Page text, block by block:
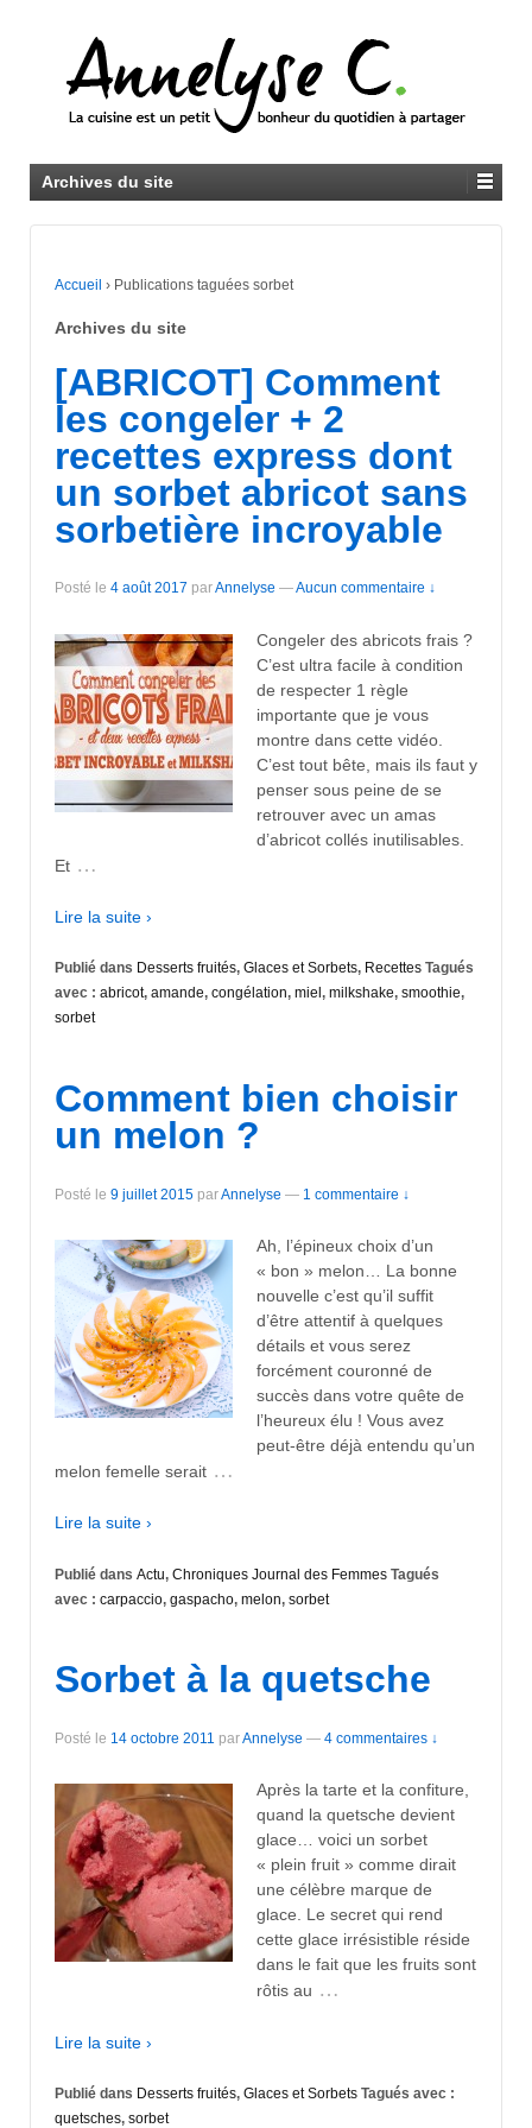
Archives du site
Accueil › Publications taguées sorbet
Archives du site
[ABRICOT] Comment
les congeler + 2
recettes express dont
un sorbet abricot sans
sorbetière incroyable
Posté le 4 août 2017 parAnnelyse —Aucun commentaire ↓
Congeler des abricots frais ?
C’est ultra facile à condition
de respecter 1 règle
importante que je vous
montre dans cette vidéo.
C’est tout bête, mais ils faut y
penser sous peine de se
retrouver avec un amas
d’abricot collés inutilisables.
Et …
Lire la suite ›
Publié dans Desserts fruités, Glaces et Sorbets, Recettes Tagués
avec : abricot, amande, congélation, miel , milkshake, smoothie,
sorbet
Comment bien choisir
un melon ?
Posté le 9 juillet 2015 parAnnelyse — 1 commentaire ↓
Ah, l’épineux choix d’un
« bon » melon… La bonne
nouvelle c’est qu’il suffit
d’être attentif à quelques
détails et vous serez
forcément couronné de
succès dans votre quête de
l’heureux élu ! Vous avez
peut-être déjà entendu qu’un
melon femelle serait …
Lire la suite ›
Publié dans Actu, Chroniques Journal des Femmes Tagués
avec : carpaccio, gaspacho, melon, sorbet
Sorbet à la quetsche
Posté le 14 octobre 2011 parAnnelyse — 4 commentaires ↓
Après la tarte et la confiture,
quand la quetsche devient
glace… voici un sorbet
« plein fruit » comme dirait
une célèbre marque de
glace. Le secret qui rend
cette glace irrésistible réside
dans le fait que les fruits sont
rôtis au …
Lire la suite ›
Publié dans Desserts fruités, Glaces et Sorbets Tagués avec :
quetsches, sorbet